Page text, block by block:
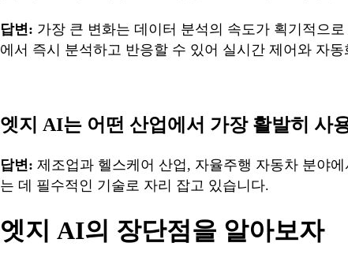
답변: 가장 큰 변화는 데이터 분석의 속도가 획기적으
에서 즉시 분석하고 반응할 수 있어 실시간 제어와 자
엣지 AI는 어떤 산업에서 가장 활발히 사
답변: 제조업과 헬스케어 산업, 자율주행 자동차 분야
는 데 필수적인 기술로 자리 잡고 있습니다.
엣지 AI의 장단점을 알아보자